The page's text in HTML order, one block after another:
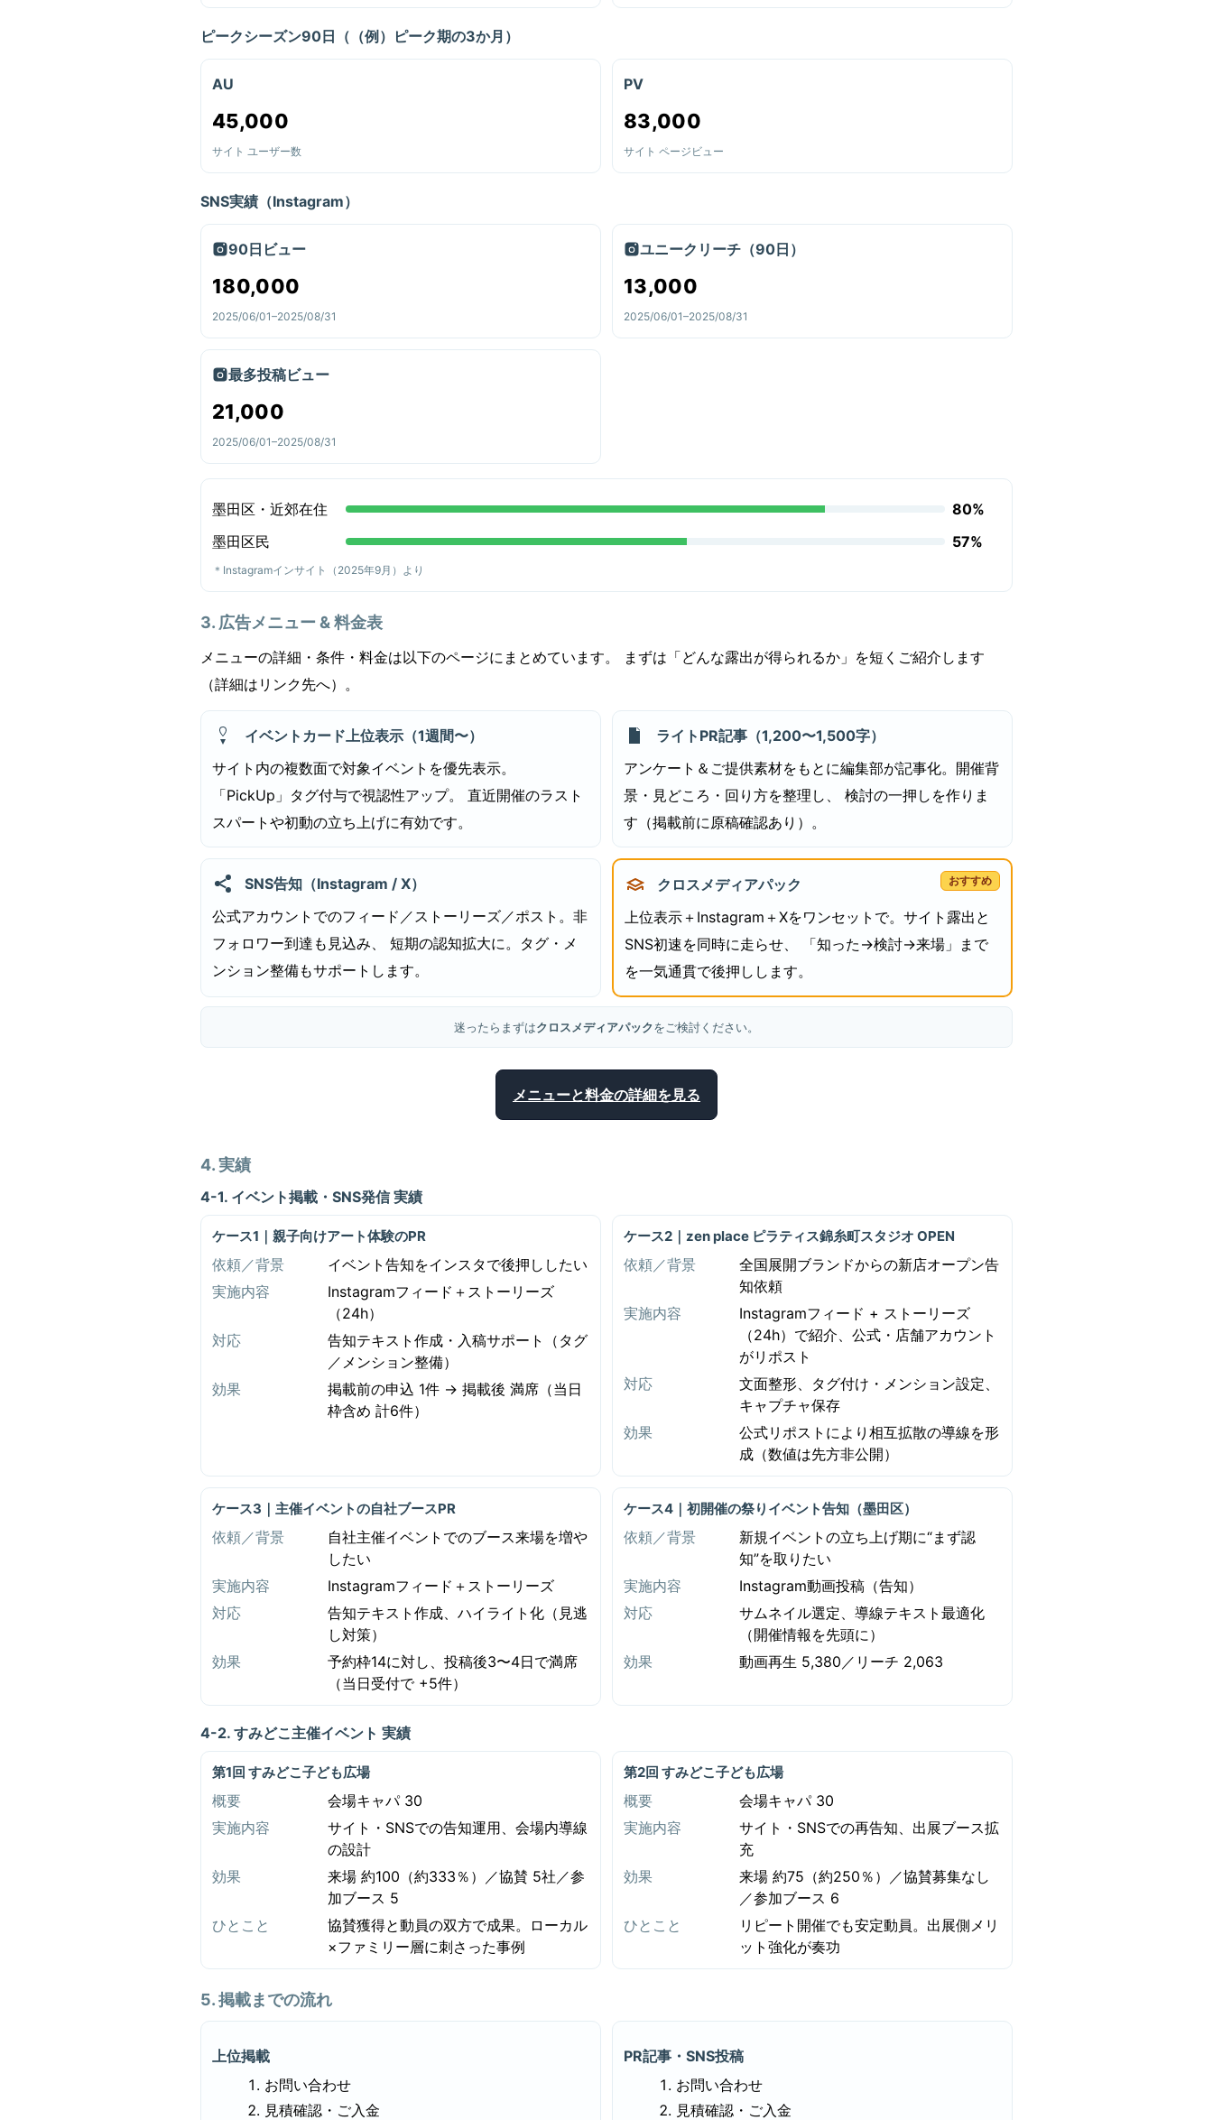
ピークシーズン90日（（例）ピーク期の3か月）
AU
45,000
サイト ユーザー数
PV
83,000
サイト ページビュー
SNS実績（Instagram）
90日ビュー
180,000
2025/06/01–2025/08/31
ユニークリーチ（90日）
13,000
2025/06/01–2025/08/31
最多投稿ビュー
21,000
2025/06/01–2025/08/31
墨田区・近郊在住
80%
墨田区民
57%
＊Instagramインサイト（2025年9月）より
3. 広告メニュー & 料金表
メニューの詳細・条件・料金は以下のページにまとめています。 まずは「どんな露出が得られるか」を短くご紹介します
（詳細はリンク先へ）。
イベントカード上位表示（1週間〜）
サイト内の複数面で対象イベントを優先表示。
「PickUp」タグ付与で視認性アップ。 直近開催のラスト
スパートや初動の立ち上げに有効です。
ライトPR記事（1,200〜1,500字）
アンケート＆ご提供素材をもとに編集部が記事化。開催背
景・見どころ・回り方を整理し、 検討の一押しを作りま
す（掲載前に原稿確認あり）。
SNS告知（Instagram / X）
公式アカウントでのフィード／ストーリーズ／ポスト。非
フォロワー到達も見込み、 短期の認知拡大に。タグ・メ
ンション整備もサポートします。
クロスメディアパック おすすめ
上位表示＋Instagram＋Xをワンセットで。サイト露出と
SNS初速を同時に走らせ、 「知った→検討→来場」まで
を一気通貫で後押しします。
迷ったらまずはクロスメディアパックをご検討ください。
メニューと料金の詳細を見る
4. 実績
4-1. イベント掲載・SNS発信 実績
ケース1｜親子向けアート体験のPR
依頼／背景
イベント告知をインスタで後押ししたい
実施内容
Instagramフィード＋ストーリーズ
（24h）
対応
告知テキスト作成・入稿サポート（タグ
／メンション整備）
効果
掲載前の申込 1件 → 掲載後 満席（当日
枠含め 計6件）
ケース2｜zen place ピラティス錦糸町スタジオ OPEN
依頼／背景
全国展開ブランドからの新店オープン告
知依頼
実施内容
Instagramフィード + ストーリーズ
（24h）で紹介、公式・店舗アカウント
がリポスト
対応
文面整形、タグ付け・メンション設定、
キャプチャ保存
効果
公式リポストにより相互拡散の導線を形
成（数値は先方非公開）
ケース3｜主催イベントの自社ブースPR
依頼／背景
自社主催イベントでのブース来場を増や
したい
実施内容
Instagramフィード＋ストーリーズ
対応
告知テキスト作成、ハイライト化（見逃
し対策）
効果
予約枠14に対し、投稿後3〜4日で満席
（当日受付で +5件）
ケース4｜初開催の祭りイベント告知（墨田区）
依頼／背景
新規イベントの立ち上げ期に“まず認
知”を取りたい
実施内容
Instagram動画投稿（告知）
対応
サムネイル選定、導線テキスト最適化
（開催情報を先頭に）
効果
動画再生 5,380／リーチ 2,063
4-2. すみどこ主催イベント 実績
第1回 すみどこ子ども広場
概要
会場キャパ 30
実施内容
サイト・SNSでの告知運用、会場内導線
の設計
効果
来場 約100（約333％）／協賛 5社／参
加ブース 5
ひとこと
協賛獲得と動員の双方で成果。ローカル
×ファミリー層に刺さった事例
第2回 すみどこ子ども広場
概要
会場キャパ 30
実施内容
サイト・SNSでの再告知、出展ブース拡
充
効果
来場 約75（約250％）／協賛募集なし
／参加ブース 6
ひとこと
リピート開催でも安定動員。出展側メリ
ット強化が奏功
5. 掲載までの流れ
上位掲載
お問い合わせ
見積確認・ご入金
PR記事・SNS投稿
お問い合わせ
見積確認・ご入金